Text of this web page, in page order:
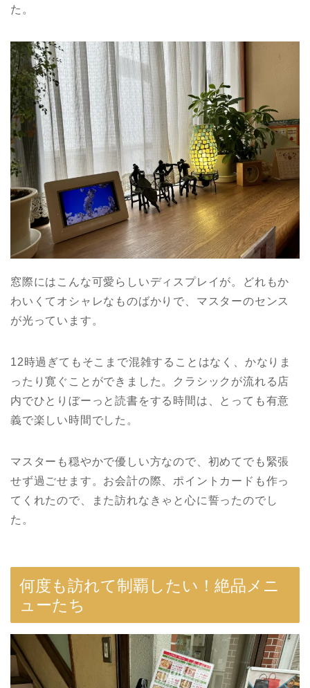
た。
窓際にはこんな可愛らしいディスプレイが。どれもか
わいくてオシャレなものばかりで、マスターのセンス
が光っています。
12時過ぎてもそこまで混雑することはなく、かなりま
ったり寛ぐことができました。クラシックが流れる店
内でひとりぼーっと読書をする時間は、とっても有意
義で楽しい時間でした。
マスターも穏やかで優しい方なので、初めてでも緊張
せず過ごせます。お会計の際、ポイントカードも作っ
てくれたので、また訪れなきゃと心に誓ったのでし
た。
何度も訪れて制覇したい！絶品メニ
ューたち